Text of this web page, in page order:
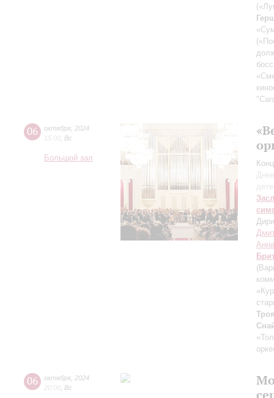
06 октября 2024
15:00 Вс
Большой зал
06 октября 2024
20:00 Вс